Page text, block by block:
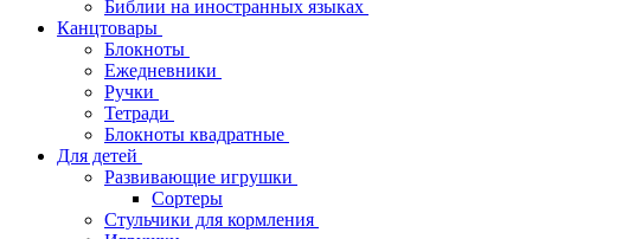
Библии на иностранных языках
Канцтовары
Блокноты
Ежедневники
Ручки
Тетради
Блокноты квадратные
Для детей
Развивающие игрушки
Сортеры
Стульчики для кормления